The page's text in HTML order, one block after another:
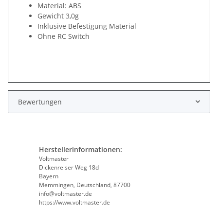
Material: ABS
Gewicht 3,0g
Inklusive Befestigung Material
Ohne RC Switch
Bewertungen
Herstellerinformationen:
Voltmaster
Dickenreiser Weg 18d
Bayern
Memmingen, Deutschland, 87700
info@voltmaster.de
https://www.voltmaster.de